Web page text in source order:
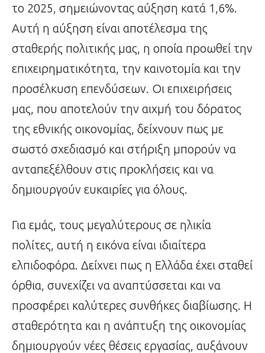
το 2025, σημειώνοντας αύξηση κατά 1,6%.
Αυτή η αύξηση είναι αποτέλεσμα της
σταθερής πολιτικής μας, η οποία προωθεί την
επιχειρηματικότητα, την καινοτομία και την
προσέλκυση επενδύσεων. Οι επιχειρήσεις
μας, που αποτελούν την αιχμή του δόρατος
της εθνικής οικονομίας, δείχνουν πως με
σωστό σχεδιασμό και στήριξη μπορούν να
ανταπεξέλθουν στις προκλήσεις και να
δημιουργούν ευκαιρίες για όλους.
Για εμάς, τους μεγαλύτερους σε ηλικία
πολίτες, αυτή η εικόνα είναι ιδιαίτερα
ελπιδοφόρα. Δείχνει πως η Ελλάδα έχει σταθεί
όρθια, συνεχίζει να αναπτύσσεται και να
προσφέρει καλύτερες συνθήκες διαβίωσης. Η
σταθερότητα και η ανάπτυξη της οικονομίας
δημιουργούν νέες θέσεις εργασίας, αυξάνουν